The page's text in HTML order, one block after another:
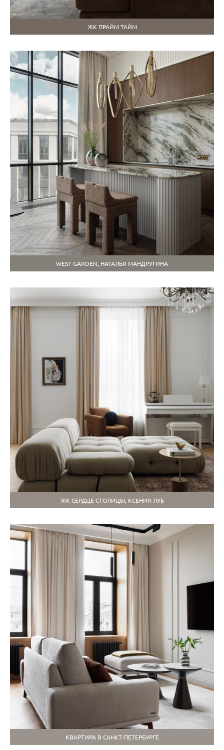
ЖК ПРАЙМ ТАЙМ
WEST GARDEN, НАТАЛЬЯ МАНДРУГИНА
ЖК СЕРДЦЕ СТОЛИЦЫ, КСЕНИЯ ЛУБ
КВАРТИРА В САНКТ-ПЕТЕРБУРГЕ